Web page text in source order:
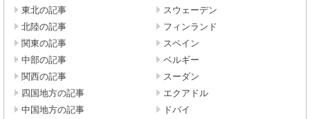
東北の記事
北陸の記事
関東の記事
中部の記事
関西の記事
四国地方の記事
中国地方の記事
スウェーデン
フィンランド
スペイン
ベルギー
スーダン
エクアドル
ドバイ